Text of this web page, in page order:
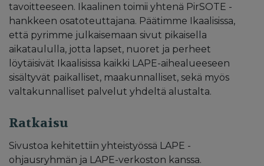
tavoitteeseen. Ikaalinen toimii yhtenä PirSOTE -
hankkeen osatoteuttajana. Päätimme Ikaalisissa,
että pyrimme julkaisemaan sivut pikaisella
aikataululla, jotta lapset, nuoret ja perheet
löytäisivät Ikaalisissa kaikki LAPE-aihealueeseen
sisältyvät paikalliset, maakunnalliset, sekä myös
valtakunnalliset palvelut yhdeltä alustalta.
Ratkaisu
Sivustoa kehitettiin yhteistyössä LAPE -
ohjausryhmän ja LAPE-verkoston kanssa.